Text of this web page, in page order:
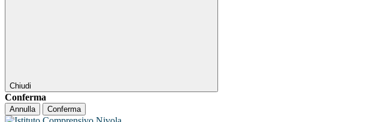
Chiudi
Conferma
Annulla Conferma